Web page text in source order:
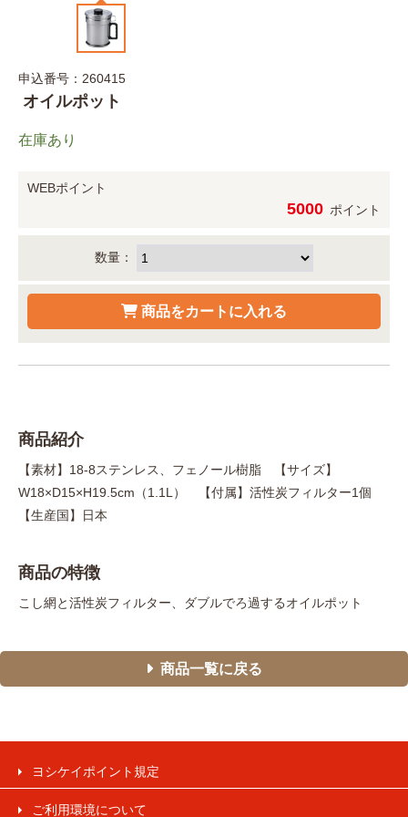
申込番号：260415
オイルポット
在庫あり
WEBポイント
5000 ポイント
数量：
商品紹介
【素材】18-8ステンレス、フェノール樹脂 【サイズ】
W18×D15×H19.5cm（1.1L） 【付属】活性炭フィルター1個
【生産国】日本
商品の特徴
こし網と活性炭フィルター、ダブルでろ過するオイルポット
商品一覧に戻る
ヨシケイポイント規定
ご利用環境について